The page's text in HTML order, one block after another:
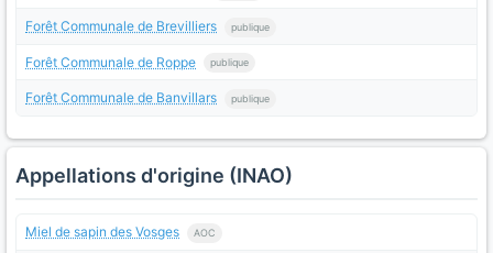
Forêt Communale de Brevilliers publique
Forêt Communale de Roppe publique
Forêt Communale de Banvillars publique
Appellations d'origine (INAO)
Miel de sapin des Vosges AOC